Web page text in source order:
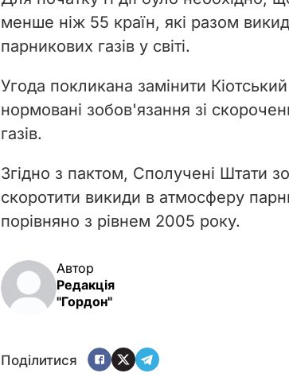
менше ніж 55 країн, які разом
парникових газів у світі.
Угода покликана замінити
нормовані зобов'язання зі
газів.
Згідно з пактом, Сполучені Штати
скоротити викиди в атмосферу
порівняно з рівнем 2005 року.
Автор
Редакція
"Гордон"
Поділитися